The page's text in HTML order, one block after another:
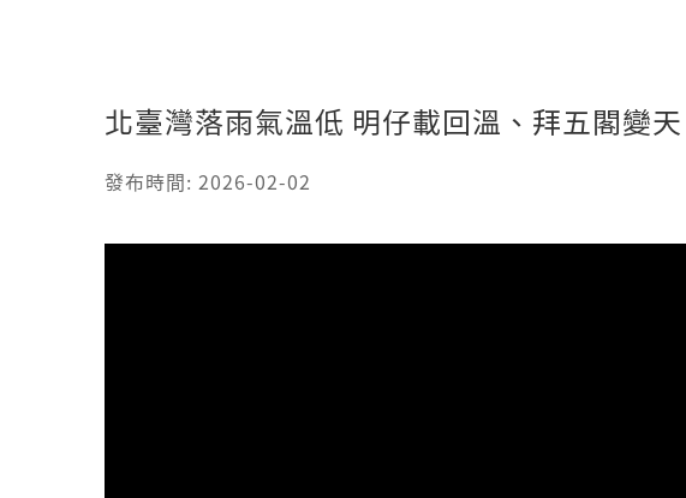
北臺灣落雨氣溫低 明仔載回溫、拜五閣變天
發布時間: 2026-02-02